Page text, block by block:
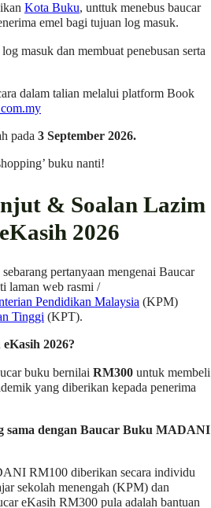
Kota Buku, unttuk menebus baucar
emel bagi tujuan log masuk.
masuk dan membuat penebusan serta
dalam talian melalui platform Book
pada 3 September 2026.
buku nanti!
& Soalan Lazim
2026
pertanyaan mengenai Baucar
laman web rasmi /
Pendidikan Malaysia (KPM)
Tinggi (KPT).
2026?
buku bernilai RM300 untuk membeli
yang diberikan kepada penerima
sama dengan Baucar Buku MADANI
RM100 diberikan secara individu
sekolah menengah (KPM) dan
eKasih RM300 pula adalah bantuan